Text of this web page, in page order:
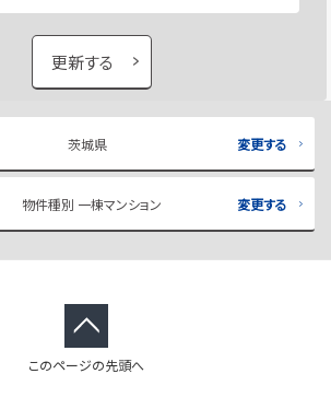
更新する
茨城県 変更する
物件種別 一棟マンション 変更する
このページの先頭へ